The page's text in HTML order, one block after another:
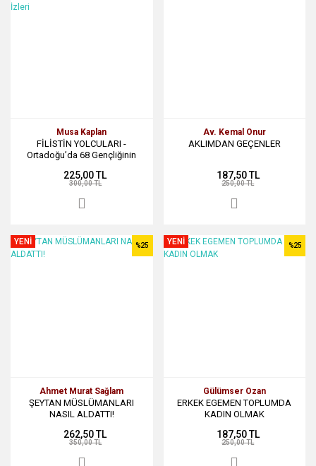
Musa Kaplan
FİLİSTİN YOLCULARI -
Ortadoğu’da 68 Gençliğinin
225,00 TL
300,00 TL
Av. Kemal Onur
AKLIMDAN GEÇENLER
187,50 TL
250,00 TL
YENİ
Ahmet Murat Sağlam
ŞEYTAN MÜSLÜMANLARI
NASIL ALDATTI!
%25
262,50 TL
350,00 TL
YENİ
Gülümser Ozan
ERKEK EGEMEN TOPLUMDA
KADIN OLMAK
%25
187,50 TL
250,00 TL